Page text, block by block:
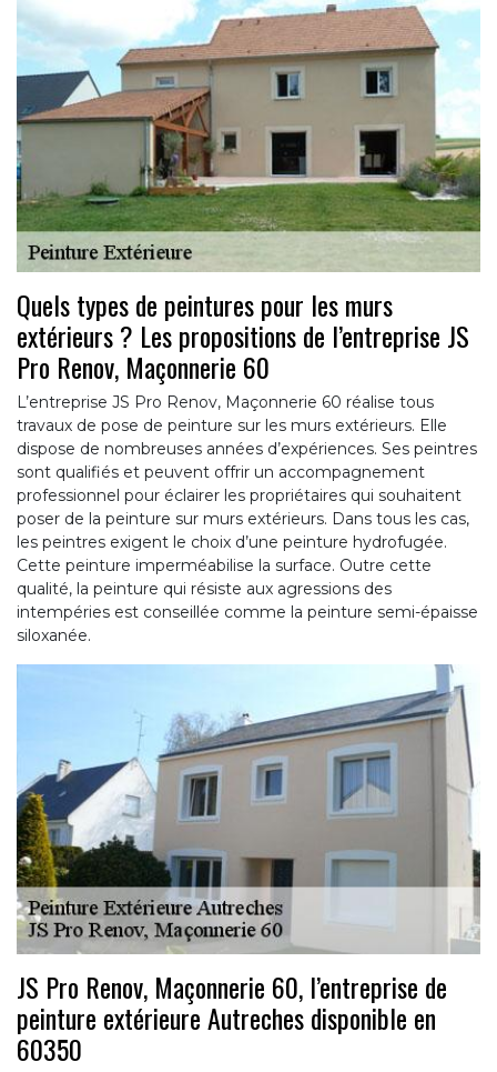
Quels types de peintures pour les murs
extérieurs ? Les propositions de l’entreprise JS
Pro Renov, Maçonnerie 60
L’entreprise JS Pro Renov, Maçonnerie 60 réalise tous
travaux de pose de peinture sur les murs extérieurs. Elle
dispose de nombreuses années d’expériences. Ses peintres
sont qualifiés et peuvent offrir un accompagnement
professionnel pour éclairer les propriétaires qui souhaitent
poser de la peinture sur murs extérieurs. Dans tous les cas,
les peintres exigent le choix d’une peinture hydrofugée.
Cette peinture imperméabilise la surface. Outre cette
qualité, la peinture qui résiste aux agressions des
intempéries est conseillée comme la peinture semi-épaisse
siloxanée.
JS Pro Renov, Maçonnerie 60, l’entreprise de
peinture extérieure Autreches disponible en
60350